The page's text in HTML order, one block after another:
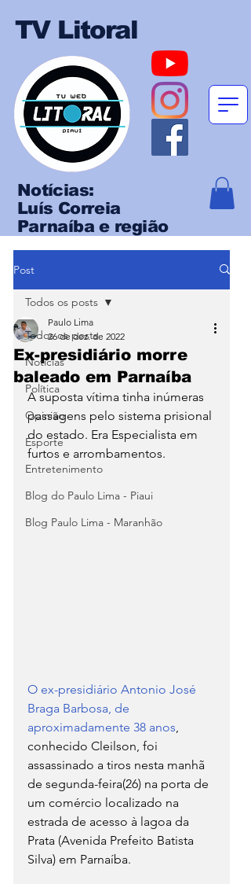
TV Litoral
Notícias:
Luís Correia
Parnaíba e região
Post
Todos os posts
Notícias
Política
Opinião
Esporte
Entretenimento
Blog do Paulo Lima - Piaui
Blog Paulo Lima - Maranhão
Todos os posts
Ex-presidiário morre
baleado em Parnaíba
Paulo Lima
26 de dez. de 2022
A suposta vítima tinha inúmeras
passagens pelo sistema prisional
do estado. Era Especialista em
furtos e arrombamentos.
O ex-presidiário Antonio José
Braga Barbosa, de
aproximadamente 38 anos
conhecido Cleilson, foi
assassinado a tiros nesta manhã
de segunda-feira(26) na porta de
um comércio localizado na
estrada de acesso à lagoa da
Prata (Avenida Prefeito Batista
Silva) em Parnaíba.